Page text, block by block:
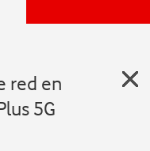
red en
5G